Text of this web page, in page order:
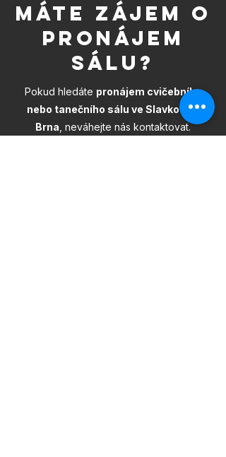
máte zájem o
pronájem
sálU?
Pokud hledáte pronájem cvičebního
nebo tanečního sálu ve Slavkově u
Brna , neváhejte nás kontaktovat.